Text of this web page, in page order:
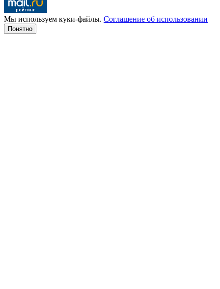
Мы используем куки-файлы. Соглашение об использовании
Понятно